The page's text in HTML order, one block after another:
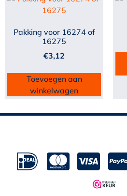
Pakking voor 16274 of
16275
€3,12
Toevoegen aan
winkelwagen